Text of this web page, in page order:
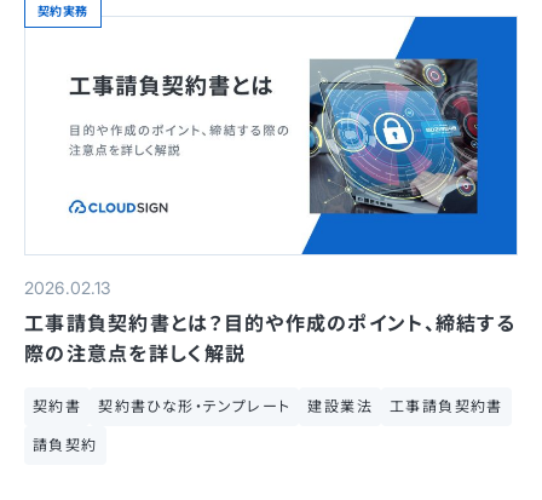
契約実務
2026.02.13
工事請負契約書とは？目的や作成のポイント、締結する
際の注意点を詳しく解説
契約書 契約書ひな形・テンプレート 建設業法 工事請負契約書
請負契約